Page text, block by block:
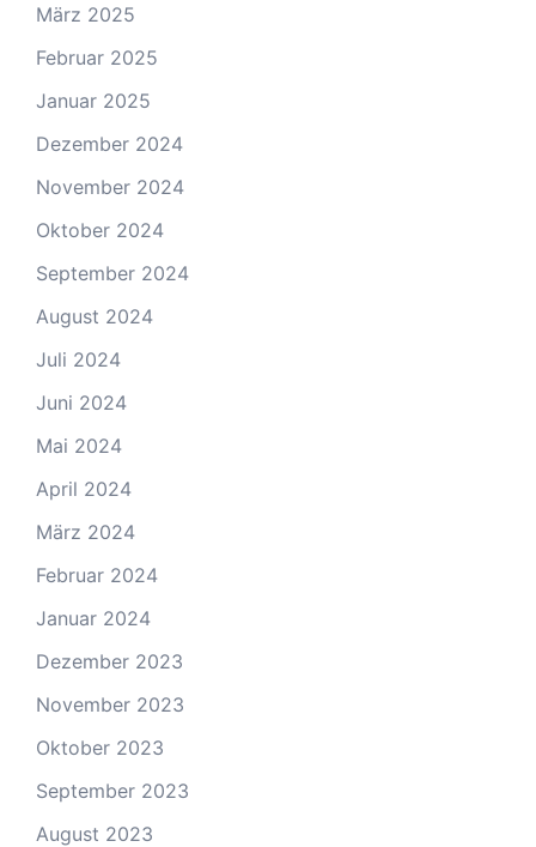
März 2025
Februar 2025
Januar 2025
Dezember 2024
November 2024
Oktober 2024
September 2024
August 2024
Juli 2024
Juni 2024
Mai 2024
April 2024
März 2024
Februar 2024
Januar 2024
Dezember 2023
November 2023
Oktober 2023
September 2023
August 2023